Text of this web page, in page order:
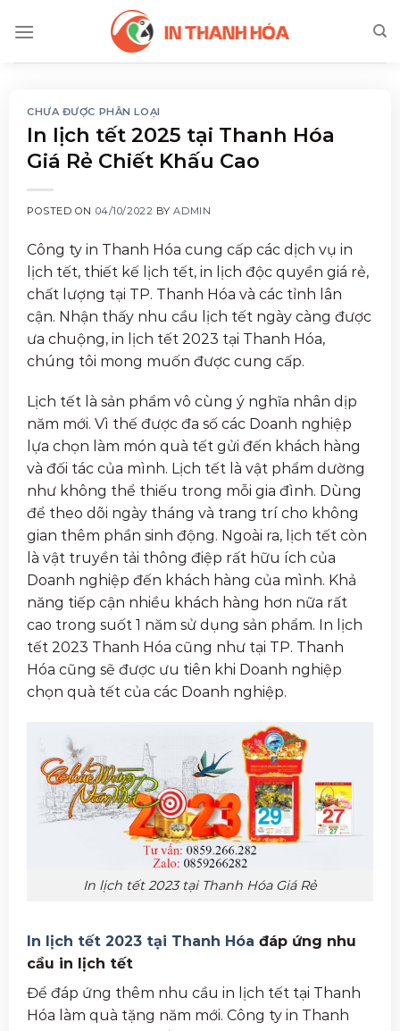
CHƯA ĐƯỢC PHÂN LOẠI
In lịch tết 2025 tại Thanh Hóa
Giá Rẻ Chiết Khấu Cao
POSTED ON 04/10/2022 BYADMIN
Công ty in Thanh Hóa cung cấp các dịch vụ in
lịch tết, thiết kế lịch tết, in lịch độc quyền giá rẻ,
chất lượng tại TP. Thanh Hóa và các tỉnh lân
cận. Nhận thấy nhu cầu lịch tết ngày càng được
ưa chuộng, in lịch tết 2023 tại Thanh Hóa,
chúng tôi mong muốn được cung cấp.
Lịch tết là sản phẩm vô cùng ý nghĩa nhân dịp
năm mới. Vì thế được đa số các Doanh nghiệp
lựa chọn làm món quà tết gửi đến khách hàng
và đối tác của mình. Lịch tết là vật phẩm dường
như không thể thiếu trong mỗi gia đình. Dùng
để theo dõi ngày tháng và trang trí cho không
gian thêm phần sinh động. Ngoài ra, lịch tết còn
là vật truyền tải thông điệp rất hữu ích của
Doanh nghiệp đến khách hàng của mình. Khả
năng tiếp cận nhiều khách hàng hơn nữa rất
cao trong suốt 1 năm sử dụng sản phẩm. In lịch
tết 2023 Thanh Hóa cũng như tại TP. Thanh
Hóa cũng sẽ được ưu tiên khi Doanh nghiệp
chọn quà tết của các Doanh nghiệp.
In lịch tết 2023 tại Thanh Hóa Giá Rẻ
In lịch tết 2023 tại Thanh Hóa đáp ứng nhu
cầu in lịch tết
Để đáp ứng thêm nhu cầu in lịch tết tại Thanh
Hóa làm quà tặng năm mới. Công ty in Thanh